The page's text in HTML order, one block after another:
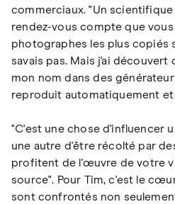
commerciaux. "Un scientifique
rendez-vous compte que vous
photographes les plus copiés
savais pas. Mais j'ai découvert
mon nom dans des
reproduit automatiquement et
"C'est une chose d'influencer
une autre d'être récolté par
profitent de l'œuvre de votre
source". Pour Tim, c'est le
sont confrontés non